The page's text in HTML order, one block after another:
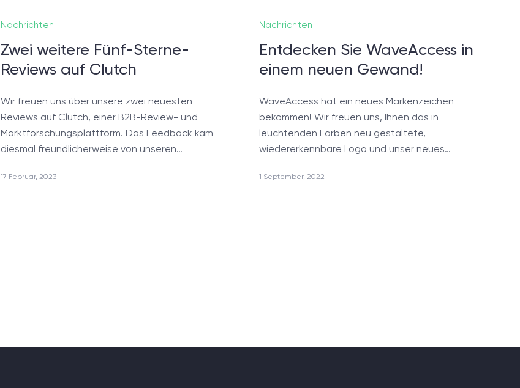
Nachrichten
Zwei weitere Fünf-Sterne-
Reviews auf Clutch
Wir freuen uns über unsere zwei neuesten
Reviews auf Clutch, einer B2B-Review- und
Marktforschungsplattform. Das Feedback kam
diesmal freundlicherweise von unseren…
17 Februar, 2023
Nachrichten
Entdecken Sie WaveAccess in
einem neuen Gewand!
WaveAccess hat ein neues Markenzeichen
bekommen! Wir freuen uns, Ihnen das in
leuchtenden Farben neu gestaltete,
wiedererkennbare Logo und unser neues…
1 September, 2022